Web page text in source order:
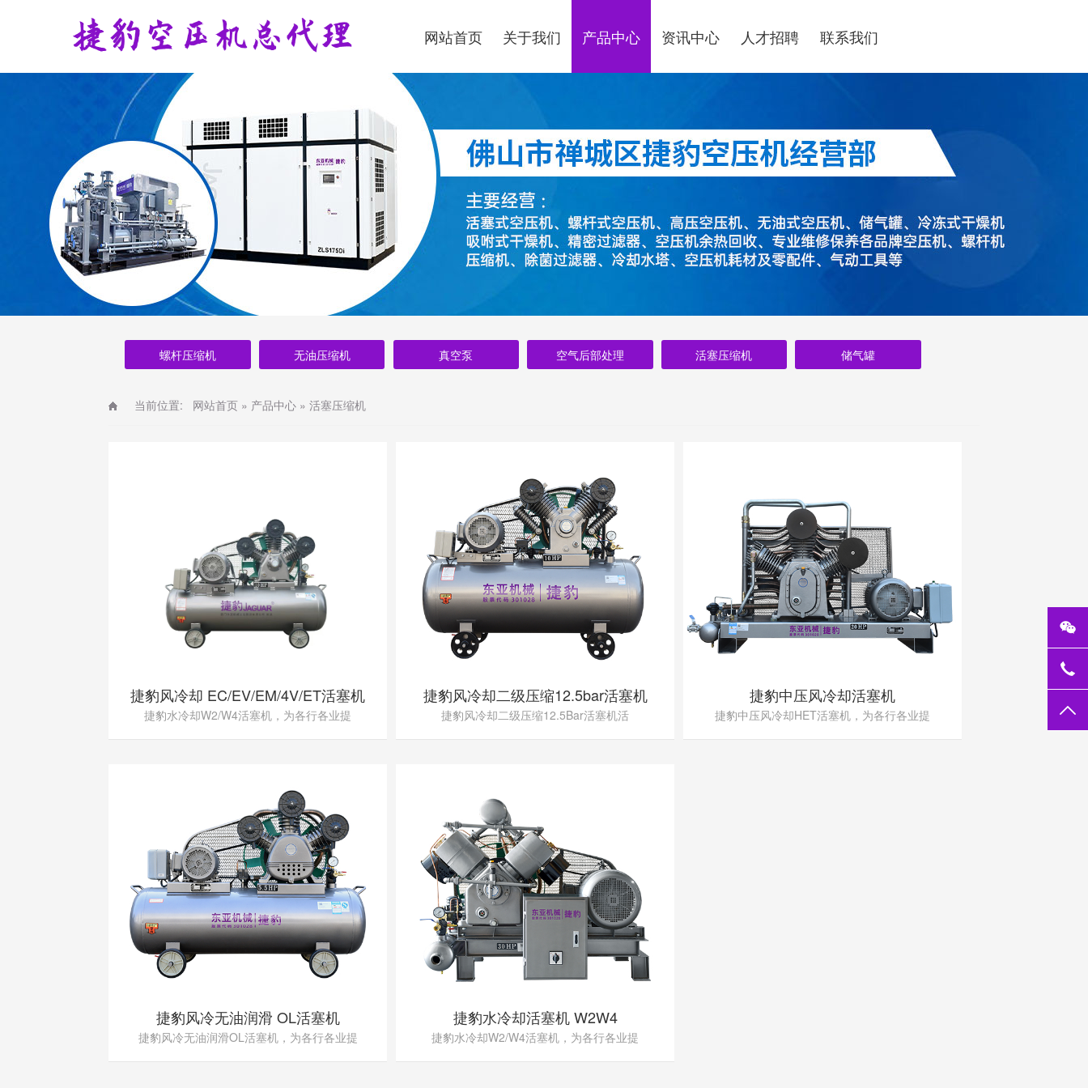
网站首页 关于我们 产品中心 资讯中心 人才招聘 联系我们
螺杆压缩机 无油压缩机 真空泵 空气后部处理 活塞压缩机 储气罐
当前位置: 网站首页 » 产品中心 »活塞压缩机
捷豹风冷却 EC/EV/EM/4V/ET活塞机
捷豹水冷却W2/W4活塞机，为各行各业提
捷豹风冷却二级压缩12.5bar活塞机
捷豹风冷却二级压缩12.5Bar活塞机活
捷豹中压风冷却活塞机
捷豹中压风冷却HET活塞机，为各行各业提
捷豹风冷无油润滑 OL活塞机
捷豹风冷无油润滑OL活塞机，为各行各业提
捷豹水冷却活塞机 W2W4
捷豹水冷却W2/W4活塞机，为各行各业提
手